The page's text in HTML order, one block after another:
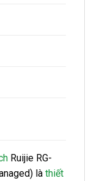
Ruijie RG-
là thiết